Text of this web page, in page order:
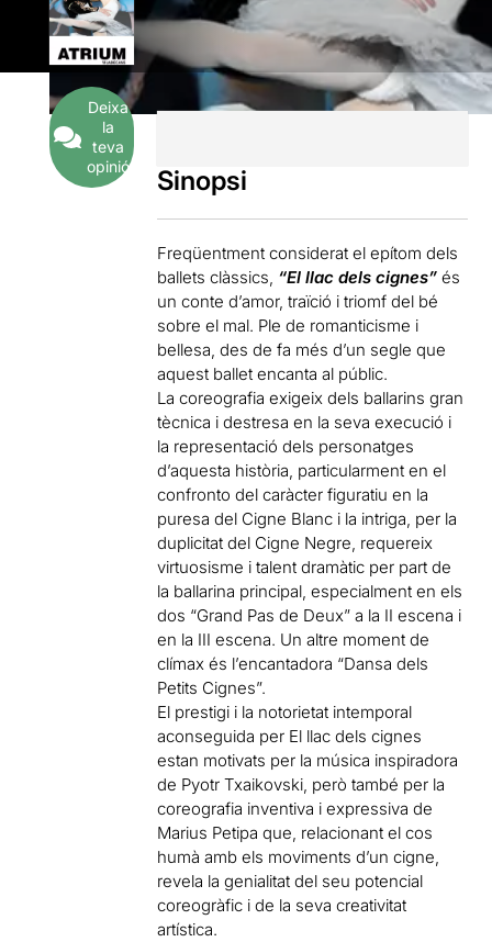
Deixa
la
teva
opinió
Sinopsi
Freqüentment considerat el epítom dels
ballets clàssics, “El llac dels cignes” és
un conte d’amor, traïció i triomf del bé
sobre el mal. Ple de romanticisme i
bellesa, des de fa més d’un segle que
aquest ballet encanta al públic.
La coreografia exigeix ​​dels ballarins gran
tècnica i destresa en la seva execució i
la representació dels personatges
d’aquesta història, particularment en el
confronto del caràcter figuratiu en la
puresa del Cigne Blanc i la intriga, per la
duplicitat del Cigne Negre, requereix
virtuosisme i talent dramàtic per part de
la ballarina principal, especialment en els
dos “Grand Pas de Deux” a la II escena i
en la III escena. Un altre moment de
clímax és l’encantadora “Dansa dels
Petits Cignes”.
El prestigi i la notorietat intemporal
aconseguida per El llac dels cignes
estan motivats per la música inspiradora
de Pyotr Txaikovski, però també per la
coreografia inventiva i expressiva de
Marius Petipa que, relacionant el cos
humà amb els moviments d’un cigne,
revela la genialitat del seu potencial
coreogràfic i de la seva creativitat
artística.